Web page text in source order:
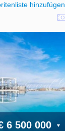
hinzufügen
6 500 000